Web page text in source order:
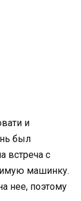
и
был
встреча с
машинку.
нее, поэтому